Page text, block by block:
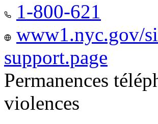
1-800-621
www1.nyc.gov/
support.page
Permanences
violences